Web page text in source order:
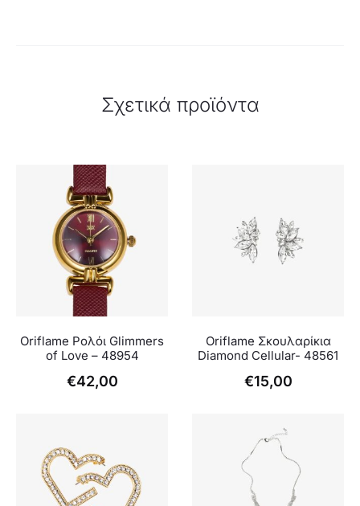
Σχετικά προϊόντα
Oriflame Ρολόι Glimmers
of Love – 48954
€42,00
Oriflame Σκουλαρίκια
Diamond Cellular- 48561
€15,00